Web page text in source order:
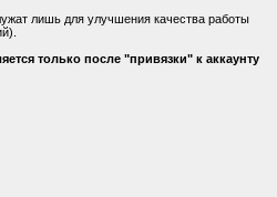
лишь для улучшения качества работы
только после "привязки" к аккаунту